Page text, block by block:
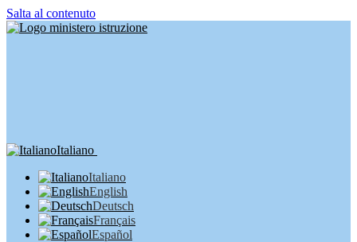
Salta al contenuto
Italiano
Italiano
English
Deutsch
Français
Español